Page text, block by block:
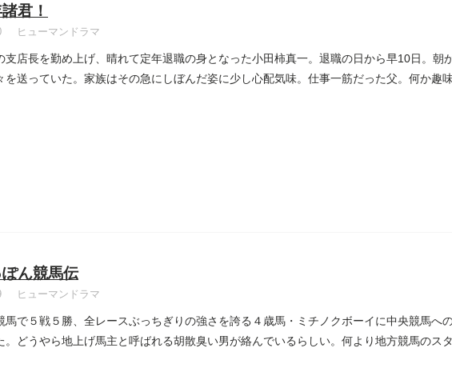
君！
ヒューマンドラマ
支店長を勤め上げ、晴れて定年退職の身となった小田柿真一。退職の日から早10日。朝
を送っていた。家族はその急にしぼんだ姿に少し心配気味。仕事一筋だった父。何か趣
ん競馬伝
ヒューマンドラマ
馬で５戦５勝、全レースぶっちぎりの強さを誇る４歳馬・ミチノクボーイに中央競馬へ
。どうやら地上げ馬主と呼ばれる胡散臭い男が絡んでいるらしい。何より地方競馬のス